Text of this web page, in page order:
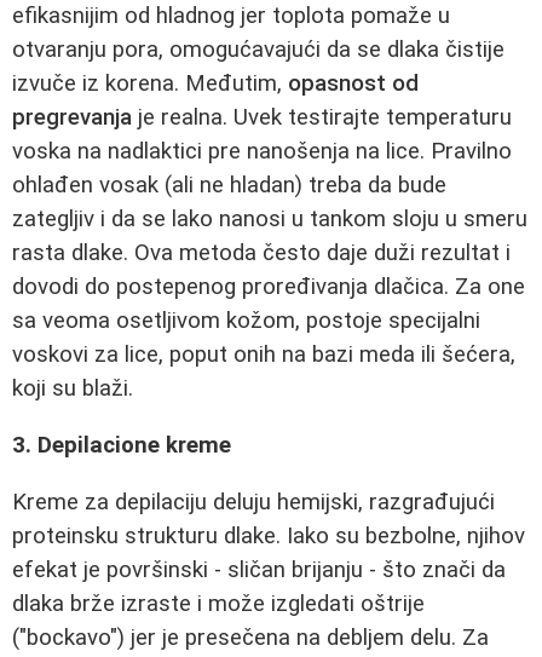
efikasnijim od hladnog jer toplota pomaže u
otvaranju pora, omogućavajući da se dlaka čistije
izvuče iz korena. Međutim, opasnost od
pregrevanja je realna. Uvek testirajte temperaturu
voska na nadlaktici pre nanošenja na lice. Pravilno
ohlađen vosak (ali ne hladan) treba da bude
zategljiv i da se lako nanosi u tankom sloju u smeru
rasta dlake. Ova metoda često daje duži rezultat i
dovodi do postepenog proređivanja dlačica. Za one
sa veoma osetljivom kožom, postoje specijalni
voskovi za lice, poput onih na bazi meda ili šećera,
koji su blaži.
3. Depilacione kreme
Kreme za depilaciju deluju hemijski, razgrađujući
proteinsku strukturu dlake. Iako su bezbolne, njihov
efekat je površinski - sličan brijanju - što znači da
dlaka brže izraste i može izgledati oštrije
("bockavo") jer je presečena na debljem delu. Za